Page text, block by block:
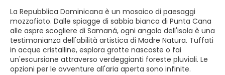
La Repubblica Dominicana è un mosaico di paesaggi
mozzafiato. Dalle spiagge di sabbia bianca di Punta Cana
alle aspre scogliere di Samaná, ogni angolo dell'isola è una
testimonianza dell'abilità artistica di Madre Natura. Tuffati
in acque cristalline, esplora grotte nascoste o fai
un'escursione attraverso verdeggianti foreste pluviali. Le
opzioni per le avventure all'aria aperta sono infinite.